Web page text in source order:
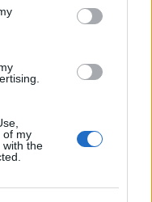
of my
with the